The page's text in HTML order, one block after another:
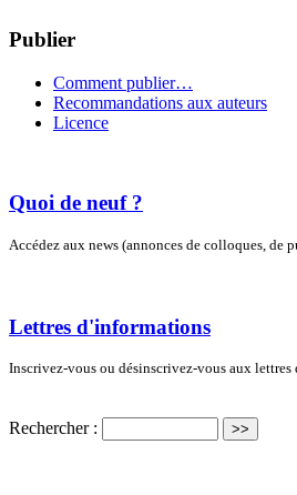
Publier
Comment publier…
Recommandations aux auteurs
Licence
Quoi de neuf ?
Accédez aux news (annonces de colloques, de
Lettres d'informations
Inscrivez-vous ou désinscrivez-vous aux
Rechercher :